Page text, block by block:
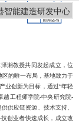
智能建造研发中心
湘教授共同发起成立，位
区的唯一布局，基地致力于
业创新为目标，通过“年轻
越工程师学院-中央研究院-
供应链资源、技术支持、
创业者快速成长，成立改